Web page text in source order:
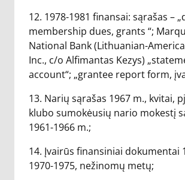
12. 1978-1981 finansai: sąrašas –
membership dues, grants “;
National Bank (Lithuanian-
Inc., c/o Alfimantas Kezys)
account“; „grantee report form,
13. Narių sąrašas 1967 m., kvitai,
klubo sumokėusių nario mokestį
1961-1966 m.;
14. Įvairūs finansiniai dokumentai
1970-1975, nežinomų metų;